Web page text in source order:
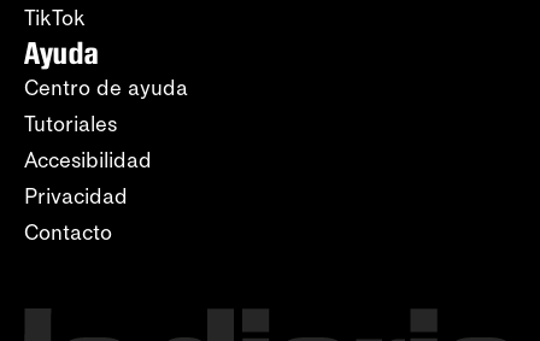
TikTok
Ayuda
Centro de ayuda
Tutoriales
Accesibilidad
Privacidad
Contacto